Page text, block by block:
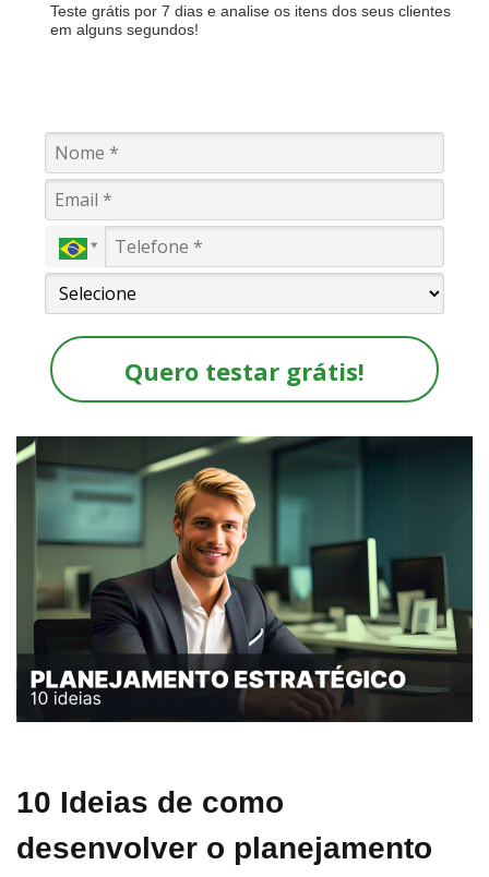
Teste grátis por 7 dias e analise os itens dos seus clientes
em alguns segundos!
Quero testar grátis!
10 Ideias de como
desenvolver o planejamento